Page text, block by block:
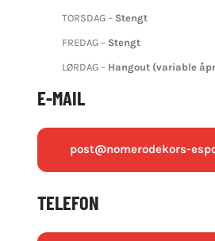
TORSDAG – Stengt
FREDAG – Stengt
LØRDAG – Hangout (variable
E-MAIL
post@nomerodekors-
TELEFON